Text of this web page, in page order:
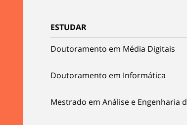
ESTUDAR
Doutoramento em Média Digitais
Doutoramento em Informática
Mestrado em Análise e Engenharia